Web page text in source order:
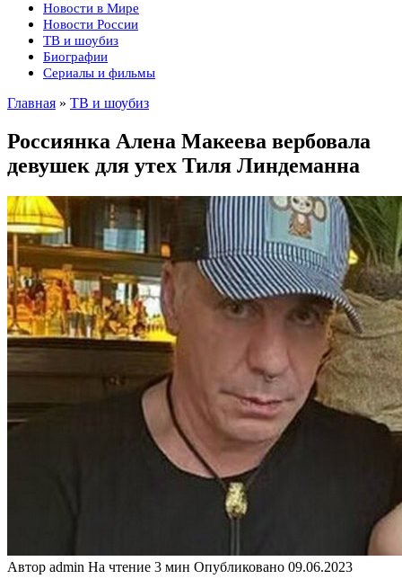
Новости в Мире
Новости России
ТВ и шоубиз
Биографии
Сериалы и фильмы
Главная » ТВ и шоубиз
Россиянка Алена Макеева вербовала
девушек для утех Тиля Линдеманна
Автор admin На чтение 3 мин Опубликовано 09.06.2023